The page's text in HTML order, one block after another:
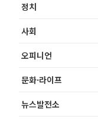
정치
사회
오피니언
문화·라이프
뉴스발전소